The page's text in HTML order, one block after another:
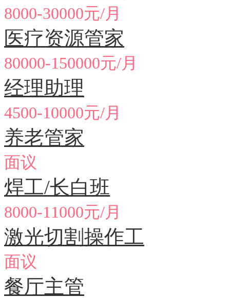
8000-30000元/月
医疗资源管家
80000-150000元/月
经理助理
4500-10000元/月
养老管家
面议
焊工/长白班
8000-11000元/月
激光切割操作工
面议
餐厅主管